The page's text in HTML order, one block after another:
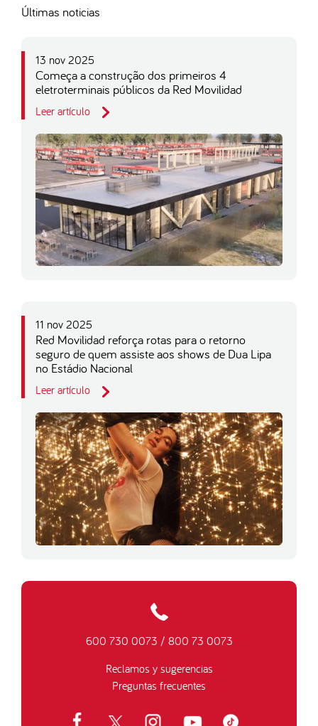
Últimas noticias
13 nov 2025
Começa a construção dos primeiros 4
eletroterminais públicos da Red Movilidad
Leer artículo
11 nov 2025
Red Movilidad reforça rotas para o retorno
seguro de quem assiste aos shows de Dua Lipa
no Estádio Nacional
Leer artículo
600 730 0073 / 800 73 0073
Reclamos y sugerencias
Preguntas frecuentes